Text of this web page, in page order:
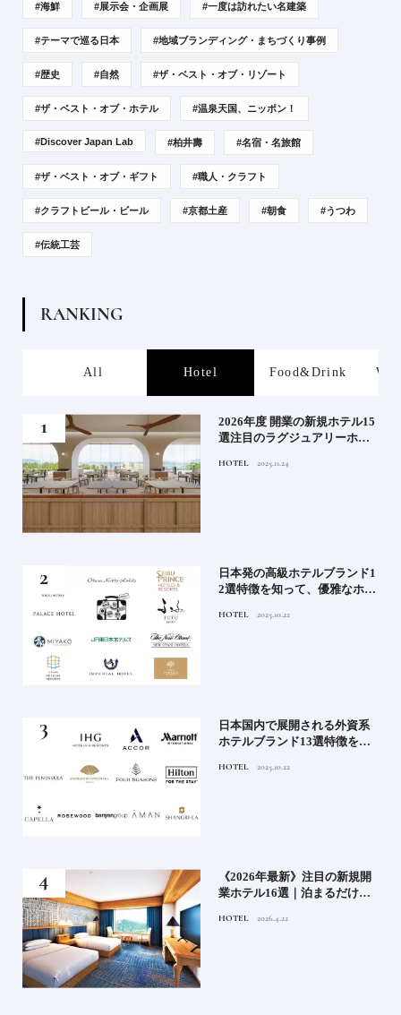
#海鮮 #展示会・企画展 #一度は訪れたい名建築
#テーマで巡る日本 #地域ブランディング・まちづくり事例
#歴史 #自然 #ザ・ベスト・オブ・リゾート
#ザ・ベスト・オブ・ホテル #温泉天国、ニッポン！
#Discover Japan Lab #柏井壽 #名宿・名旅館
#ザ・ベスト・オブ・ギフト #職人・クラフト
#クラフトビール・ビール #京都土産 #朝食 #うつわ
#伝統工芸
RANKING
All Hotel Food&Drink
2026年度 開業の新規ホテル15
選注目のラグジュアリーホテ
ィホテルまでご紹介【前編】
HOTEL 2025.11.24
日本発の高級ホテルブランド1
2選特徴を知って、優雅なホテ
ンド大解剖①
HOTEL 2025.10.22
日本国内で展開される外資系
ホテルブランド13選特徴を知
満喫｜ホテルブランド大解剖
HOTEL 2025.10.22
《2026年最新》注目の新規開
業ホテル16選｜泊まるだけで
ル
HOTEL 2026.4.22